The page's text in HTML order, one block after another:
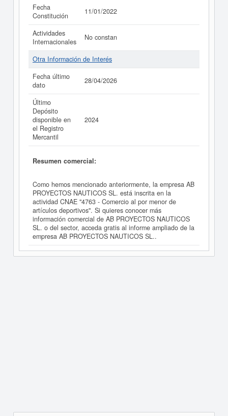
Fecha
Constitución
11/01/2022
Actividades
Internacionales
No constan
Otra Información de Interés
Fecha último
dato
28/04/2026
Último
Depósito
disponible en
el Registro
Mercantil
2024
Resumen comercial:
Como hemos mencionado anteriormente, la empresa AB
PROYECTOS NAUTICOS SL. está inscrita en la
actividad CNAE "4763 - Comercio al por menor de
artículos deportivos". Si quieres conocer más
información comercial de AB PROYECTOS NAUTICOS
SL. o del sector, acceda gratis al informe ampliado de la
empresa AB PROYECTOS NAUTICOS SL..